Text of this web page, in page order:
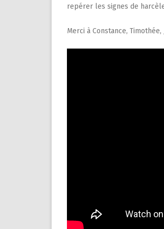
repérer les signes de
Merci à Constance,